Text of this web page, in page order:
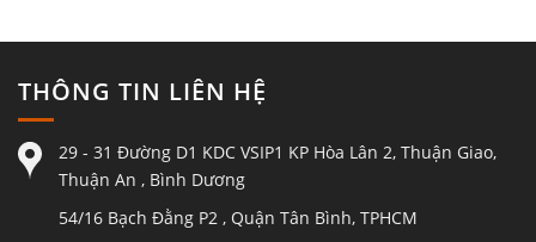
THÔNG TIN LIÊN HỆ
29 - 31 Đường D1 KDC VSIP1 KP Hòa Lân 2, Thuận Giao,
Thuận An , Bình Dương
54/16 Bạch Đằng P2 , Quận Tân Bình, TPHCM